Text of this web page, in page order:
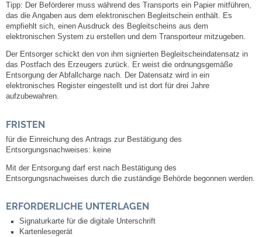
Kommunale Wärmeplanung
Notruf
Betreuung & Bildung
Schulen
Kindergärten
Evangelische Kirchengemeinde
Tipp: Der Beförderer muss während des Transports ein Papier mitführen,
das die Angaben aus dem elektronischen Begleitschein enthält. Es
empfiehlt sich, einen Ausdruck des Begleitscheins aus dem
elektronischen System zu erstellen und dem Transporteur mitzugeben.
Der Entsorger schickt den von ihm signierten Begleitscheindatensatz in
das Postfach des Erzeugers zurück. Er weist die ordnungsgemäße
Entsorgung der Abfallcharge nach. Der Datensatz wird in ein
elektronisches Register eingestellt und ist dort für drei Jahre
aufzubewahren.
FRISTEN
für die Einreichung des Antrags zur Bestätigung des
Entsorgungsnachweises: keine
Mit der Entsorgung darf erst nach Bestätigung des
Entsorgungsnachweises durch die zuständige Behörde begonnen werden.
ERFORDERLICHE UNTERLAGEN
Signaturkarte für die digitale Unterschrift
Kartenlesegerät